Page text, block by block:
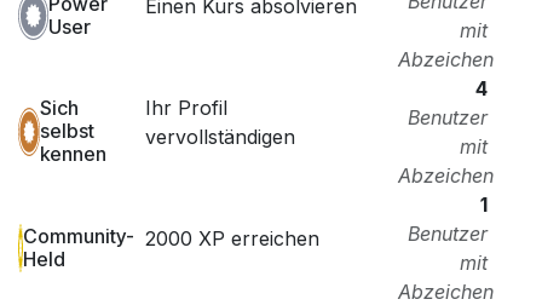
User
Einen Kurs absolvieren
mit
Abzeichen
Sich
selbst
kennen
Ihr Profil
vervollständigen
4
Benutzer
mit
Abzeichen
Community-
Held
2000 XP erreichen
1
Benutzer
mit
Abzeichen